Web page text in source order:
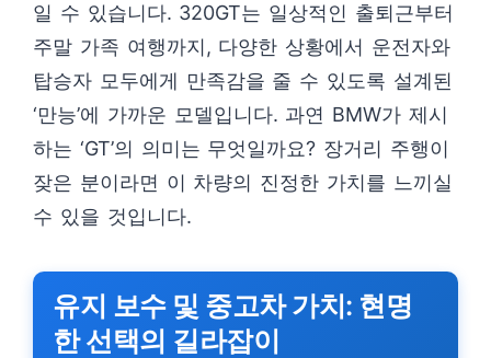
일 수 있습니다. 320GT는 일상적인 출퇴근부터
주말 가족 여행까지, 다양한 상황에서 운전자와
탑승자 모두에게 만족감을 줄 수 있도록 설계된
‘만능’에 가까운 모델입니다. 과연 BMW가 제시
하는 ‘GT’의 의미는 무엇일까요? 장거리 주행이
잦은 분이라면 이 차량의 진정한 가치를 느끼실
수 있을 것입니다.
유지 보수 및 중고차 가치: 현명
한 선택의 길라잡이